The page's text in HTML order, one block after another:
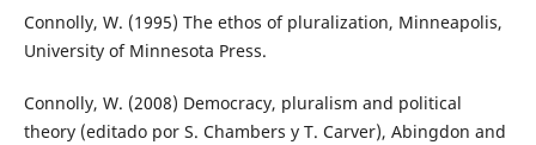
Connolly, W. (1995) The ethos of pluralization, Minneapolis,
University of Minnesota Press.
Connolly, W. (2008) Democracy, pluralism and political
theory (editado por S. Chambers y T. Carver), Abingdon and